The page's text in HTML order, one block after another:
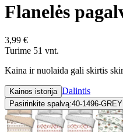
Flanelės
3,99 €
Turime 51 vnt.
Kaina ir nuolaida gali skirtis
Kainos istorija Dalintis
Pasirinkite spalvą:40-1496-